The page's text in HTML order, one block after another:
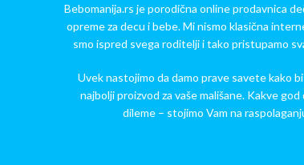
Bebomanija.rs je porodična online prodavnica
opreme za decu i bebe. Mi nismo klasična
smo ispred svega roditelji i tako pristupamo
Uvek nastojimo da damo prave savete kako
najbolji proizvod za vaše mališane. Kakve god
dileme – stojimo Vam na